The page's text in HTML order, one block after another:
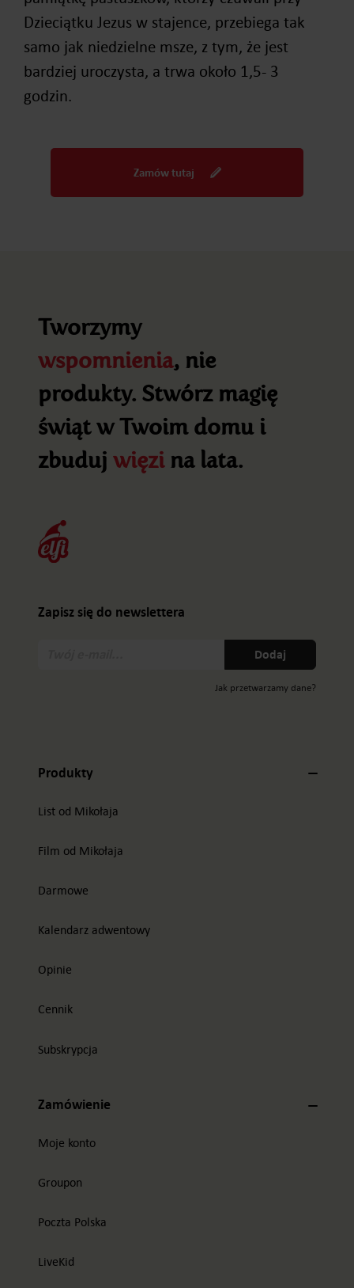
Dzieciątku Jezus w stajence, przebiega tak
samo jak niedzielne msze, z tym, że jest
bardziej uroczysta, a trwa około 1,5- 3
godzin.
Zamów tutaj
Tworzymy
wspomnienia, nie
produkty. Stwórz magię
świąt w Twoim domu i
zbuduj więzina lata.
Zapisz się do newslettera
Dodaj
Jak przetwarzamy dane?
Produkty
List od Mikołaja
Film od Mikołaja
Darmowe
Kalendarz adwentowy
Opinie
Cennik
Subskrypcja
Zamówienie
Moje konto
Groupon
Poczta Polska
LiveKid